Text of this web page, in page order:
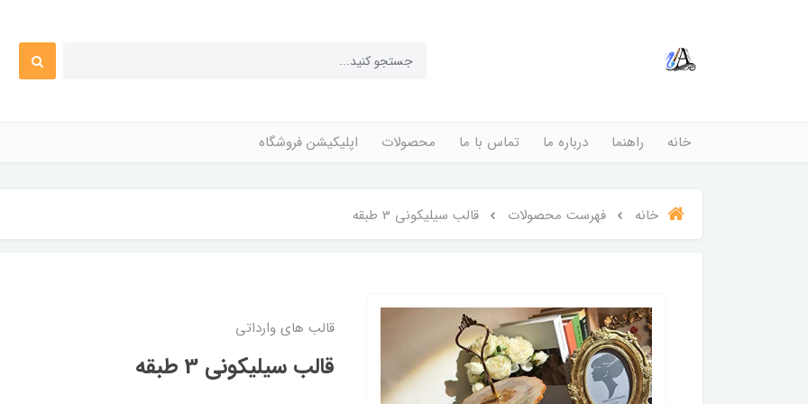
خانه راهنما درباره ما تماس با ما محصولات اپلیکیشن فروشگاه
خانه فهرست محصولات قالب سیلیکونی 3 طبقه
قالب های وارداتی
قالب سیلیکونی 3 طبقه